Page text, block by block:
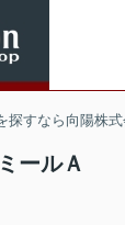
探すなら向陽株式
ールＡ